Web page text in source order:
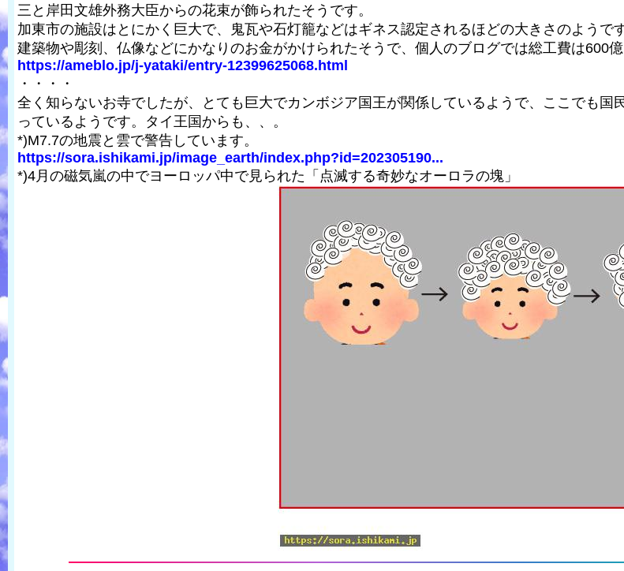
三と岸田文雄外務大臣からの花束が飾られたそうです。
加東市の施設はとにかく巨大で、鬼瓦や石灯籠などはギネス認定されるほどの大きさのようです
建築物や彫刻、仏像などにかなりのお金がかけられたそうで、個人のブログでは総工費は600億
https://ameblo.jp/j-yataki/entry-12399625068.html
・・・・
全く知らないお寺でしたが、とても巨大でカンボジア国王が関係しているようで、ここでも
っているようです。タイ王国からも、、。
*)M7.7の地震と雲で警告しています。
https://sora.ishikami.jp/image_earth/index.php?id=202305190...
*)4月の磁気嵐の中でヨーロッパ中で見られた「点滅する奇妙なオーロラの塊」